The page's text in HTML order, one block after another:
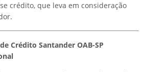
crédito, que leva em consideração
Crédito Santander OAB-SP